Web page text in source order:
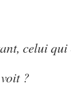
celui qui
?